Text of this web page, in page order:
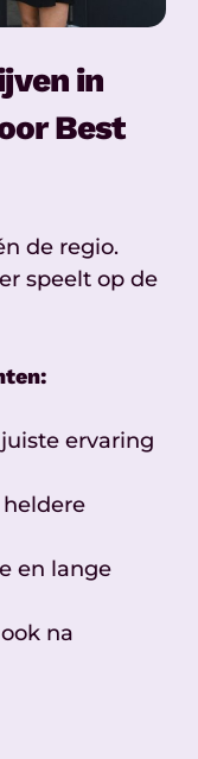
in
Best
de regio.
speelt op de
ervaring
en lange
na